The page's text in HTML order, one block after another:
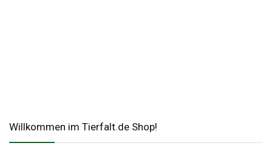
Willkommen im Tierfalt.de Shop!